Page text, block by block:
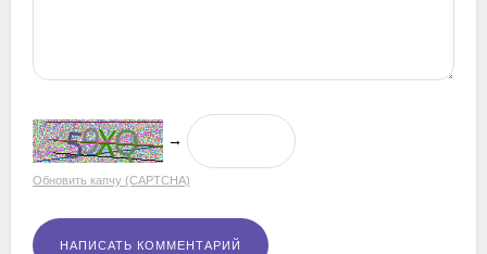
→
Обновить капчу (CAPTCHA)